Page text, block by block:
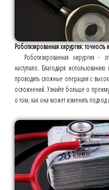
Роботизированная хирургия:
Роботизированная хирургия -
наступило. Благодаря
проводить сложные операции с
осложнений. Узнайте больше о
о том, как она может изменить